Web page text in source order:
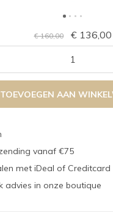
€ 160,00 € 136,00
TOEVOEGEN AAN
vanaf €75
met iDeal of Creditcard
advies in onze boutique